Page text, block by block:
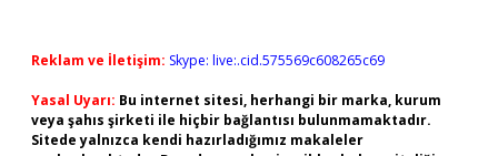
Reklam ve İletişim: Skype: live:.cid.575569c608265c69
Yasal Uyarı: Bu internet sitesi, herhangi bir marka, kurum
veya şahıs şirketi ile hiçbir bağlantısı bulunmamaktadır.
Sitede yalnızca kendi hazırladığımız makaleler